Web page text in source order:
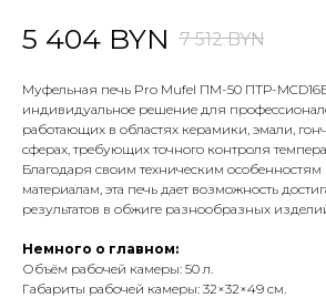
5 404 BYN 7 512 BYN
Муфельная печь Pro Mufel ПМ-50 ПТР-
индивидуальное решение для
работающих в областях керамики, эмали,
сферах, требующих точного контроля
Благодаря своим техническим особенностям
материалам, эта печь дает возможность
результатов в обжиге разнообразных
Немного о главном:
Объём рабочей камеры: 50 л.
Габариты рабочей камеры: 32×32×49 см.